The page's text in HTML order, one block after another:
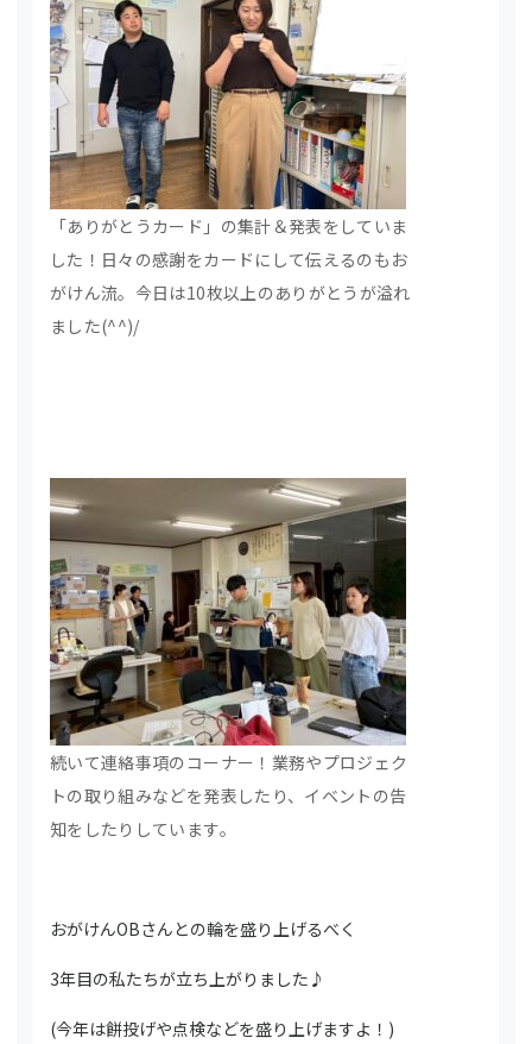
「ありがとうカード」の集計＆発表をしていま
した！日々の感謝をカードにして伝えるのもお
がけん流。今日は10枚以上のありがとうが溢れ
ました(^^)/
続いて連絡事項のコーナー！業務やプロジェク
トの取り組みなどを発表したり、イベントの告
知をしたりしています。
おがけんOBさんとの輪を盛り上げるべく
3年目の私たちが立ち上がりました♪
(今年は餅投げや点検などを盛り上げますよ！)